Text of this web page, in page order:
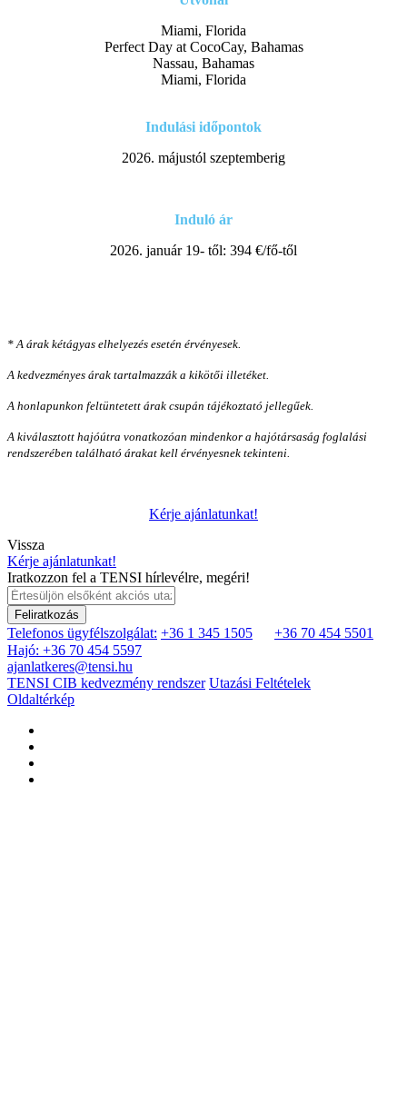
Miami, Florida
Perfect Day at CocoCay, Bahamas
Nassau, Bahamas
Miami, Florida
Indulási időpontok
2026. májustól szeptemberig
Induló ár
2026. január 19- től: 394 €/fő-től
* A árak kétágyas elhelyezés esetén érvényesek.
A kedvezményes árak tartalmazzák a kikötői illetéket.
A honlapunkon feltüntetett árak csupán tájékoztató jellegűek.
A kiválasztott hajóútra vonatkozóan mindenkor a hajótársaság foglalási
rendszerében található árakat kell érvényesnek tekinteni.
Kérje ajánlatunkat!
Vissza
Kérje ajánlatunkat!
Iratkozzon fel a TENSI hírlevélre, megéri!
Feliratkozás
Telefonos ügyfélszolgálat: +36 1 345 1505
+36 70 454 5501
Hajó: +36 70 454 5597
ajanlatkeres@tensi.hu
TENSI CIB kedvezmény rendszer Utazási Feltételek
Oldaltérkép